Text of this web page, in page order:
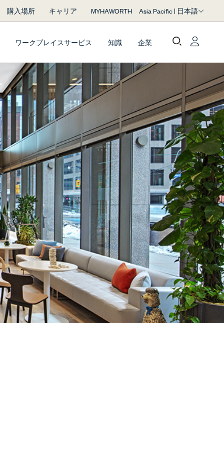
購入場所 キャリア MYHAWORTH Asia Pacific | 日本語
ワークプレイスサービス 知識 企業